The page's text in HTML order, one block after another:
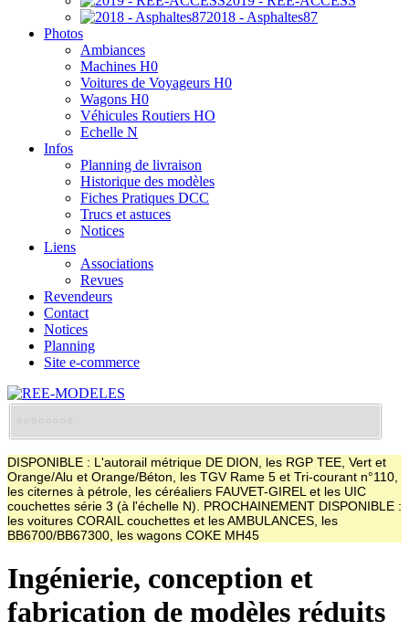
2018 - Asphaltes87
Photos
Ambiances
Machines H0
Voitures de Voyageurs H0
Wagons H0
Véhicules Routiers HO
Echelle N
Infos
Planning de livraison
Historique des modèles
Fiches Pratiques DCC
Trucs et astuces
Notices
Liens
Associations
Revues
Revendeurs
Contact
Notices
Planning
Site e-commerce
DISPONIBLE : L'autorail métrique DE DION, les RGP TEE, Vert et
Orange/Alu et Orange/Béton, les TGV Rame 5 et Tri-courant n°110,
les citernes à pétrole, les céréaliers FAUVET-GIREL et les UIC
couchettes série 3 (à l'échelle N). PROCHAINEMENT DISPONIBLE :
les voitures CORAIL couchettes et les AMBULANCES, les
BB6700/BB67300, les wagons COKE MH45
Ingénierie, conception et
fabrication de modèles réduits